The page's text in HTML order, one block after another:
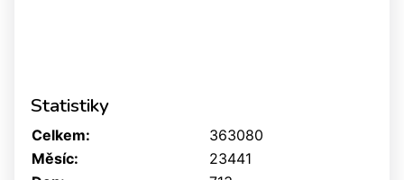
Statistiky
Celkem:
363080
Měsíc:
23441